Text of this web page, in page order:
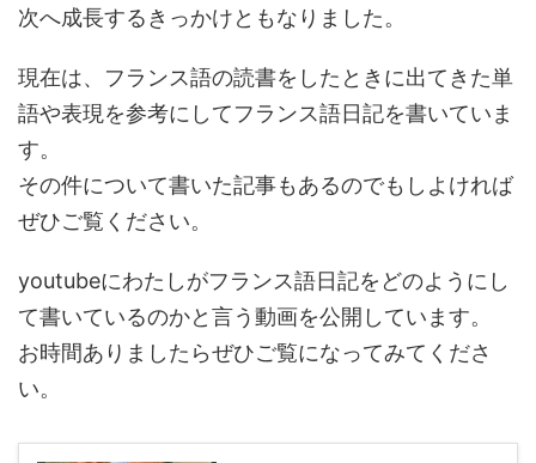
次へ成長するきっかけともなりました。
現在は、フランス語の読書をしたときに出てきた単
語や表現を参考にしてフランス語日記を書いていま
す。
その件について書いた記事もあるのでもしよければ
ぜひご覧ください。
youtubeにわたしがフランス語日記をどのようにし
て書いているのかと言う動画を公開しています。
お時間ありましたらぜひご覧になってみてくださ
い。